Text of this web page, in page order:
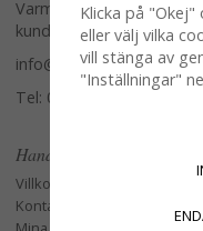
Varmt välkommen att
kundtjänst.
info@glasverandan.se
Tel: 079-3495968
Handla
Villkor
Kontakta oss
Klicka på
eller välj vilka
vill stänga av
"Inställningar"